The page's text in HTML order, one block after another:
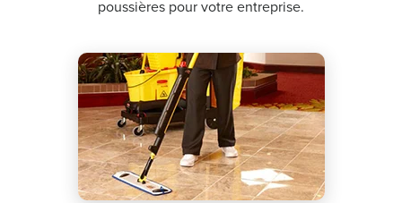
poussières pour votre entreprise.